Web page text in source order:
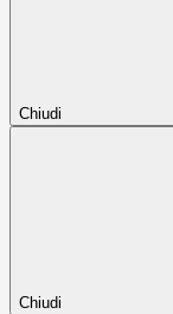
Chiudi
Chiudi